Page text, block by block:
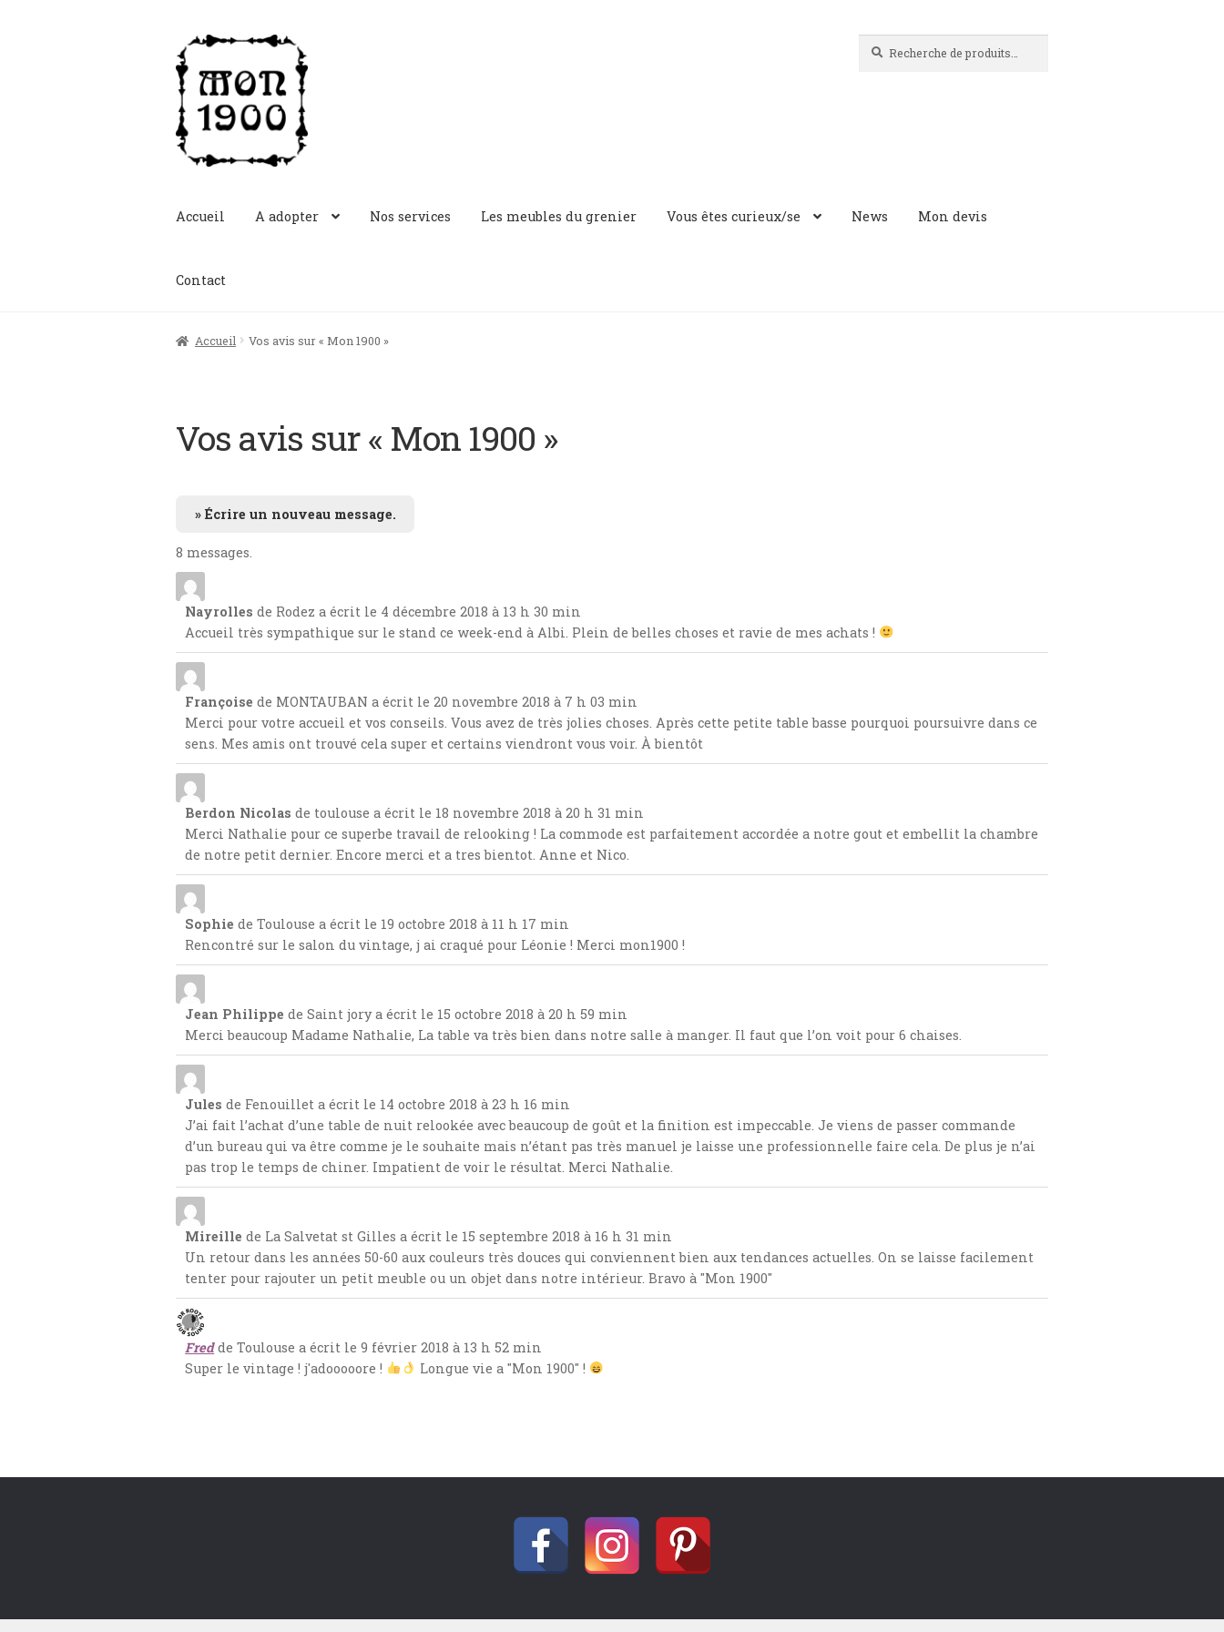
Aller
à
la
navigation
Aller
au
contenu
pour :
Accueil A adopter Nos services Les meubles du grenier Vous êtes curieux/se News Mon devis
Contact
Accueil Vos avis sur « Mon 1900 »
Vos avis sur « Mon 1900 »
8 messages.
Nayrollesde Rodez a écrit le 4 décembre 2018 à 13 h 30 min
Accueil très sympathique sur le stand ce week-end à Albi. Plein de belles choses et ravie de mes achats !
Françoisede MONTAUBAN a écrit le 20 novembre 2018 à 7 h 03 min
Merci pour votre accueil et vos conseils. Vous avez de très jolies choses. Après cette petite table basse pourquoi poursuivre dans ce
sens. Mes amis ont trouvé cela super et certains viendront vous voir. À bientôt
Berdon Nicolasde toulouse a écrit le 18 novembre 2018 à 20 h 31 min
Merci Nathalie pour ce superbe travail de relooking ! La commode est parfaitement accordée a notre gout et embellit la chambre
de notre petit dernier. Encore merci et a tres bientot. Anne et Nico.
Sophiede Toulouse a écrit le 19 octobre 2018 à 11 h 17 min
Rencontré sur le salon du vintage, j ai craqué pour Léonie ! Merci mon1900 !
Jean Philippede Saint jory a écrit le 15 octobre 2018 à 20 h 59 min
Merci beaucoup Madame Nathalie, La table va très bien dans notre salle à manger. Il faut que l’on voit pour 6 chaises.
Julesde Fenouillet a écrit le 14 octobre 2018 à 23 h 16 min
J’ai fait l’achat d’une table de nuit relookée avec beaucoup de goût et la finition est impeccable. Je viens de passer commande
d’un bureau qui va être comme je le souhaite mais n’étant pas très manuel je laisse une professionnelle faire cela. De plus je n’ai
pas trop le temps de chiner. Impatient de voir le résultat. Merci Nathalie.
Mireillede La Salvetat st Gilles a écrit le 15 septembre 2018 à 16 h 31 min
Un retour dans les années 50-60 aux couleurs très douces qui conviennent bien aux tendances actuelles. On se laisse facilement
tenter pour rajouter un petit meuble ou un objet dans notre intérieur. Bravo à "Mon 1900"
Fred de Toulouse a écrit le 9 février 2018 à 13 h 52 min
Super le vintage ! j'adooooore !
Longue vie a "Mon 1900" !